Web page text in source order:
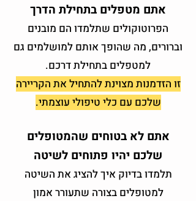
אתם מטפלים בתחילת הדרך
הפרוטוקולים שתלמדו הם מובנים
וברורים, מה שהופך אותם למושלמים גם
למטפלים בתחילת דרכם.
זו הזדמנות מצוינת להתחיל את הקריירה
שלכם עם כלי טיפולי עוצמתי.
אתם לא בטוחים שהמטופלים
שלכם יהיו פתוחים לשיטה
תלמדו בדיוק איך להציג את השיטה
למטופלים בצורה שתעורר אמון